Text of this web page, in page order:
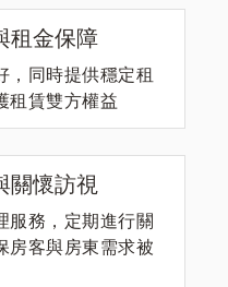
租金保障
，同時提供穩定租
租賃雙方權益
關懷訪視
服務，定期進行關
房客與房東需求被